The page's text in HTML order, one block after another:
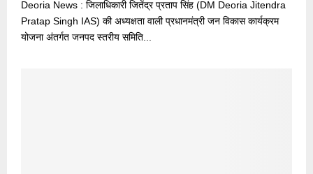
Deoria News : जिलाधिकारी जितेंद्र प्रताप सिंह (DM Deoria Jitendra
Pratap Singh IAS) की अध्यक्षता वाली प्रधानमंत्री जन विकास कार्यक्रम
योजना अंतर्गत जनपद स्तरीय समिति...